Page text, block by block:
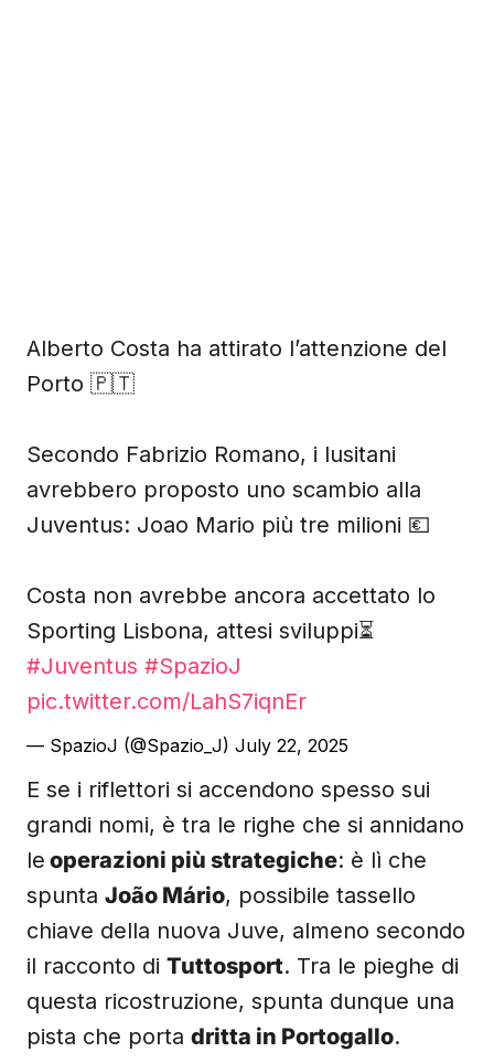
Alberto Costa ha attirato l’attenzione del
Porto 🇵🇹
Secondo Fabrizio Romano, i lusitani
avrebbero proposto uno scambio alla
Juventus: Joao Mario più tre milioni 💶
Costa non avrebbe ancora accettato lo
Sporting Lisbona, attesi sviluppi⏳
#Juventus #SpazioJ
pic.twitter.com/LahS7iqnEr
— SpazioJ (@Spazio_J) July 22, 2025
E se i riflettori si accendono spesso sui
grandi nomi, è tra le righe che si annidano
le operazioni più strategiche: è lì che
spunta João Mário, possibile tassello
chiave della nuova Juve, almeno secondo
il racconto di Tuttosport. Tra le pieghe di
questa ricostruzione, spunta dunque una
pista che porta dritta in Portogallo.